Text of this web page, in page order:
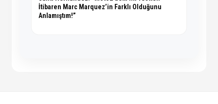
İtibaren Marc Marquez’in Farklı Olduğunu
Anlamıştım!”